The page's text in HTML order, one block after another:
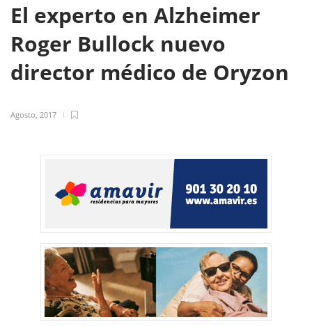
El experto en Alzheimer
Roger Bullock nuevo
director médico de Oryzon
Agosto, 2017